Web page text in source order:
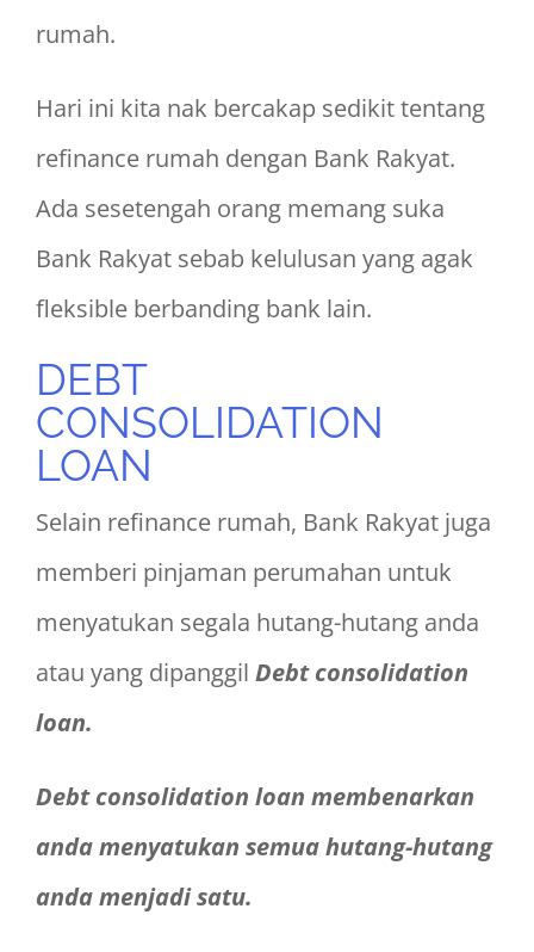
rumah.
Hari ini kita nak bercakap sedikit tentang
refinance rumah dengan Bank Rakyat.
Ada sesetengah orang memang suka
Bank Rakyat sebab kelulusan yang agak
fleksible berbanding bank lain.
DEBT
CONSOLIDATION
LOAN
Selain refinance rumah, Bank Rakyat juga
memberi pinjaman perumahan untuk
menyatukan segala hutang-hutang anda
atau yang dipanggil Debt consolidation
loan.
Debt consolidation loan membenarkan
anda menyatukan semua hutang-hutang
anda menjadi satu.